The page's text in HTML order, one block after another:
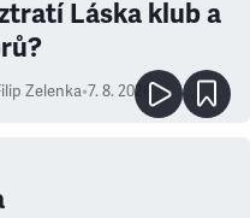
Láska klub a
Zelenka•7. 8. 2026